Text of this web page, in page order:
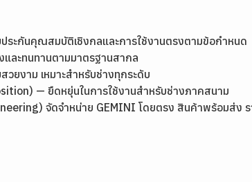
ระกันคุณสมบัติเชิงกลและการใช้งานตรงตามข้อกำหนด
ละทนทานตามมาตรฐานสากล
วยงาม เหมาะสำหรับช่างทุกระดับ
— ยืดหยุ่นในการใช้งานสำหรับช่างภาคสนาม
จัดจำหน่าย GEMINI โดยตรง สินค้าพร้อมส่ง